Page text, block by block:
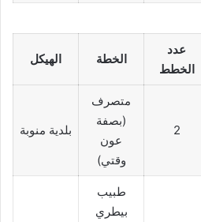
الهيكل الخطة
عدد
الخطط
بلدية منوبة
متصرف
(بصفة
عون
وقتي)
2
طبيب
بيطري